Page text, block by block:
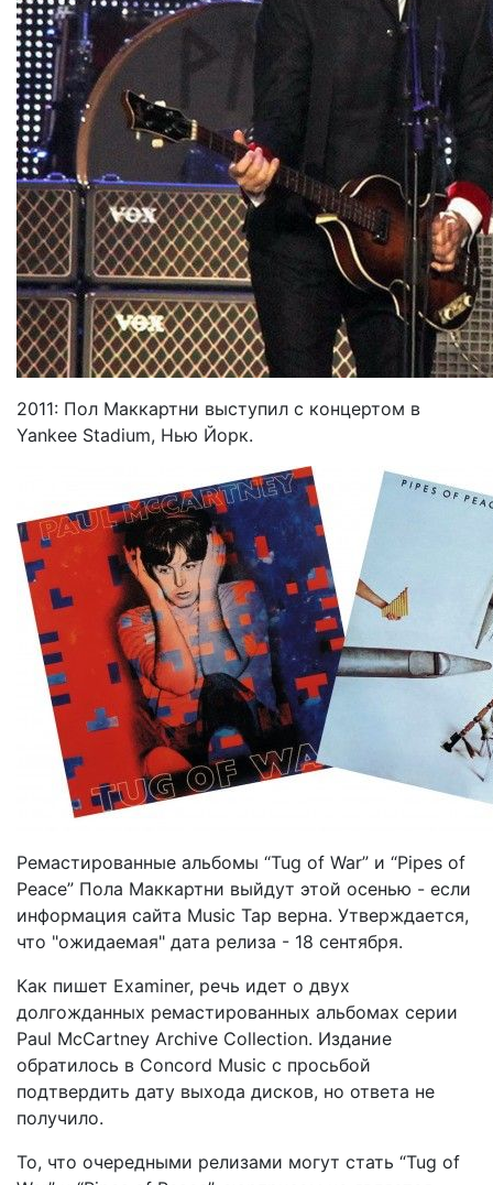
2011: Пол Маккартни выступил с концертом в
Yankee Stadium, Нью Йорк.
Ремастированные альбомы “Tug of War” и “Pipes of
Peace” Пола Маккартни выйдут этой осенью - если
информация сайта Music Tap верна. Утверждается,
что "ожидаемая" дата релиза - 18 сентября.
Как пишет Examiner, речь идет о двух
долгожданных ремастированных альбомах серии
Paul McCartney Archive Collection. Издание
обратилось в Concord Music с просьбой
подтвердить дату выхода дисков, но ответа не
получило.
То, что очередными релизами могут стать “Tug of